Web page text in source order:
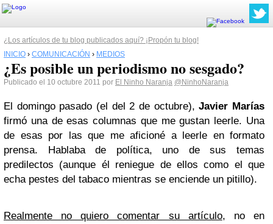
¿Los artículos de tu blog publicados aquí? ¡Propón tu blog!
INICIO › COMUNICACIÓN › MEDIOS
¿Es posible un periodismo no sesgado?
Publicado el 10 octubre 2011 por El Ninho Naranja @NinhoNaranja
El domingo pasado (el del 2 de octubre),Javier Marías
firmó una de esas columnas que me gustan leerle. Una
de esas por las que me aficioné a leerle en formato
prensa. Hablaba de política, uno de sus temas
predilectos (aunque él reniegue de ellos como el que
echa pestes del tabaco mientras se enciende un pitillo).
Realmente no quiero comentar su artículo, no en